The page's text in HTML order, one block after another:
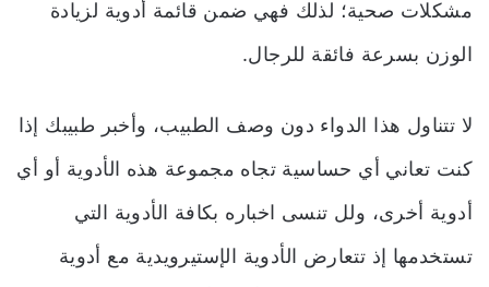
مشكلات صحية؛ لذلك فهي ضمن قائمة أدوية لزيادة
الوزن بسرعة فائقة للرجال.
لا تتناول هذا الدواء دون وصف الطبيب، وأخبر طبيبك إذا
كنت تعاني أي حساسية تجاه مجموعة هذه الأدوية أو أي
أدوية أخرى، ولل تنسى اخباره بكافة الأدوية التي
تستخدمها إذ تتعارض الأدوية الإستيرويدية مع أدوية